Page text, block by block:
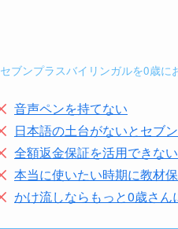
セブンプラスバイリンガルを0歳に
音声ペンを持てない
日本語の土台がないとセブ
全額返金保証を活用できない
本当に使いたい時期に教材
かけ流しならもっと0歳さん